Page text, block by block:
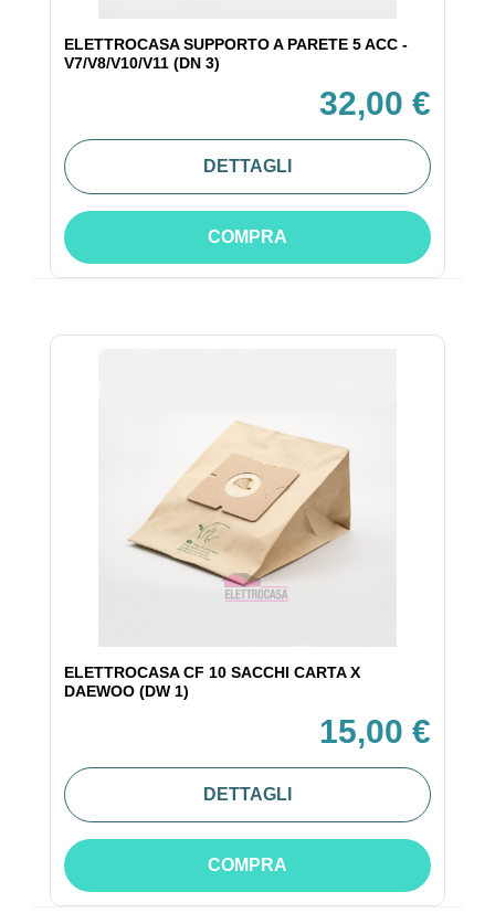
ELETTROCASA SUPPORTO A PARETE 5 ACC -
V7/V8/V10/V11 (DN 3)
32,00 €
DETTAGLI
COMPRA
ELETTROCASA CF 10 SACCHI CARTA X
DAEWOO (DW 1)
15,00 €
DETTAGLI
COMPRA